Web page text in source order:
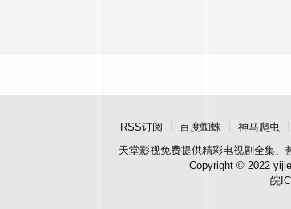
RSS订阅 百度蜘蛛 神马爬虫
天堂影视免费提供精彩电视剧全集、
Copyright © 2022
皖